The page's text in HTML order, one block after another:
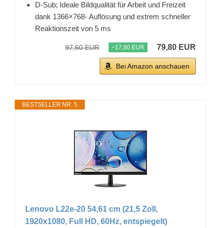
D-Sub; Ideale Bildqualität für Arbeit und Freizeit
dank 1366×768- Auflösung und extrem schneller
Reaktionszeit von 5 ms
97,60 EUR −17,80 EUR 79,80 EUR
Bei Amazon anschauen
BESTSELLER NR. 5
Lenovo L22e-20 54,61 cm (21,5 Zoll,
1920x1080, Full HD, 60Hz, entspiegelt)